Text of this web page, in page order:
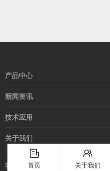
产品中心
接近开关
路灯控制器
新闻资讯
企业新闻
技术应用
技术支持
常见问题
关于我们
客服热线
󦤹
首页
󦃩
关于我们